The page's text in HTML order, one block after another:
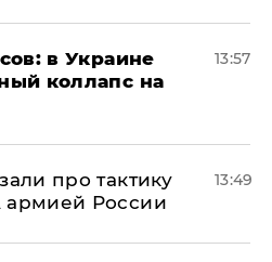
в Украине
коллапс на
13:57
про тактику
России
13:49